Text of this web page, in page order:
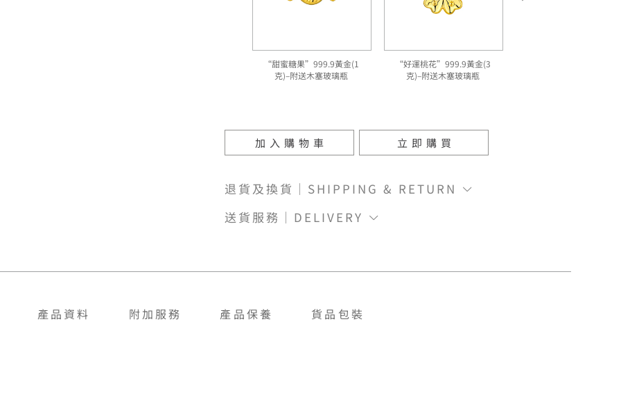
“甜蜜糖果”999.9黃金(1
克)–附送木塞玻璃瓶
“好運桃花”999.9黃金(3
克)–附送木塞玻璃瓶
加入購物車 立即購買
退貨及換貨｜SHIPPING & RETURN
送貨服務｜DELIVERY
產品資料 附加服務 產品保養 貨品包裝